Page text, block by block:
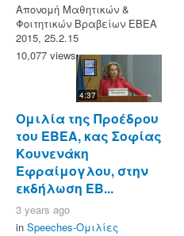
Απονομή Μαθητικών &
Φοιτητικών Βραβείων ΕΒΕΑ
2015, 25.2.15
10,077 views
4:37
Ομιλία της Προέδρου
του ΕΒΕΑ, κας Σοφίας
Κουνενάκη
Εφραίμογλου, στην
εκδήλωση ΕΒ...
3 years ago
in Speeches-Ομιλίες